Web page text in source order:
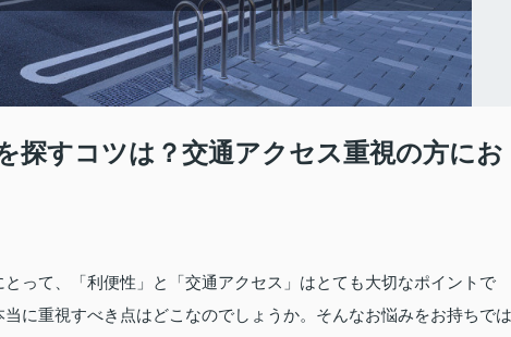
探すコツは？交通アクセス重視の方にお
って、「利便性」と「交通アクセス」はとても大切なポイントで
に重視すべき点はどこなのでしょうか。そんなお悩みをお持ちでは